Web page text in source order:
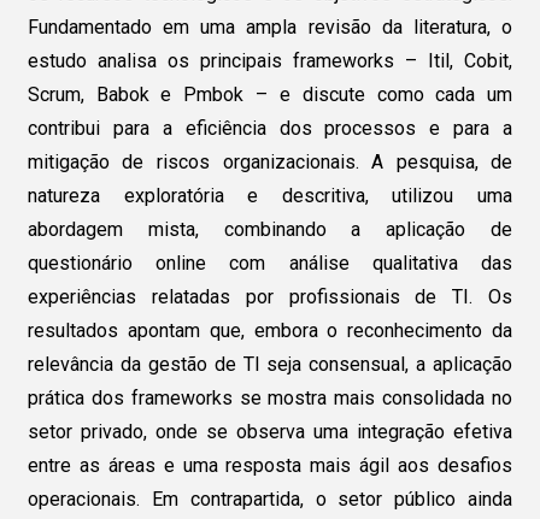
Fundamentado em uma ampla revisão da literatura, o
estudo analisa os principais frameworks – Itil, Cobit,
Scrum, Babok e Pmbok – e discute como cada um
contribui para a eficiência dos processos e para a
mitigação de riscos organizacionais. A pesquisa, de
natureza exploratória e descritiva, utilizou uma
abordagem mista, combinando a aplicação de
questionário online com análise qualitativa das
experiências relatadas por profissionais de TI. Os
resultados apontam que, embora o reconhecimento da
relevância da gestão de TI seja consensual, a aplicação
prática dos frameworks se mostra mais consolidada no
setor privado, onde se observa uma integração efetiva
entre as áreas e uma resposta mais ágil aos desafios
operacionais. Em contrapartida, o setor público ainda